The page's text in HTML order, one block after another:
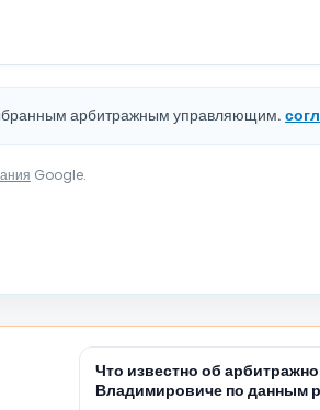
арбитражным управляющим.
Google.
Что известно об
Владимировиче по данным